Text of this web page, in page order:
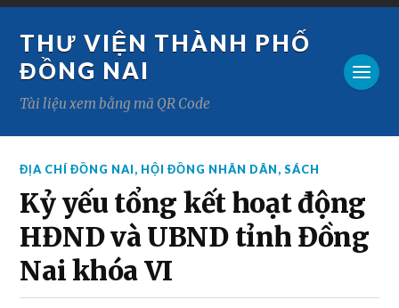
THƯ VIỆN THÀNH PHỐ
ĐỒNG NAI
Tài liệu xem bằng mã QR Code
ĐỊA CHÍ ĐỒNG NAI, HỘI ĐỒNG NHÂN DÂN,SÁCH
Kỷ yếu tổng kết hoạt động
HĐND và UBND tỉnh Đồng
Nai khóa VI